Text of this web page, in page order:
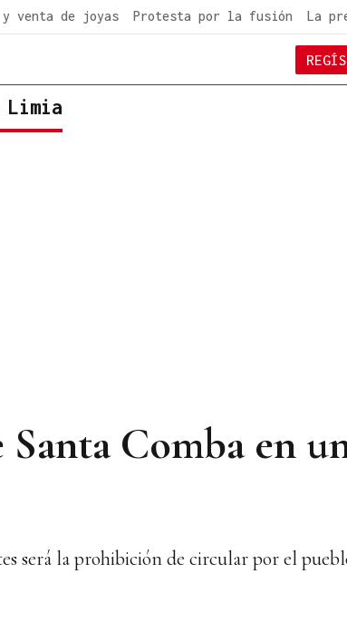
y venta de joyas Protesta por la fusión La
Limia
Comba en
será la prohibición de circular por el